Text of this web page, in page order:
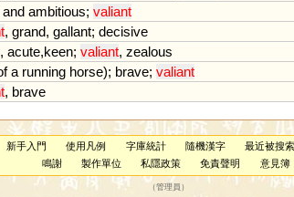
and ambitious; valiant
, grand, gallant; decisive
, acute,keen; valiant, zealous
a running horse); brave; valiant
, brave
新手入門 使用凡例 字庫統計 隨機漢字
最近被搜
鳴謝
製作單位 私隱政策 免責聲明 意見簿
（管理員 ）